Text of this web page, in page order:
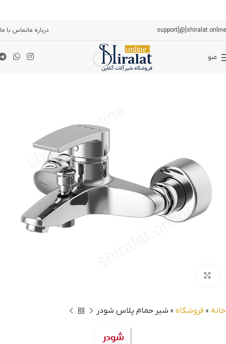
support[@]shiralat.online درباره ماتماس با ما
منو
خانه » فروشگاه » شیر حمام پلاس شودر